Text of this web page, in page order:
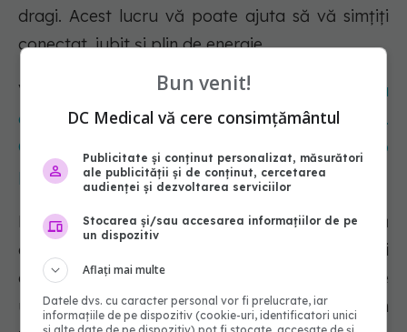
dragi. Acest lucru vă poate ajuta să vă simțiți
conectat, iubit și plin de energie.
Vezi și:
Izolarea socială, asociată cu
extenuarea. Este similară cu lipsa de hrană.
Cercetător: Vedem acest efect chiar și după o
perioadă scurtă de izolare
Luați-vă mici momente în fiecare zi pentru a vă
aprecia. Acest lucru poate include să vă oferiți
afirmații pozitive sau să scrieți în jurnal despre
un lucru pentru care sunteți recunoscător în
Bun venit!
DC Medical vă cere consimțământul
Publicitate și conținut personalizat, măsurători
ale publicității și de conținut, cercetarea
audienței și dezvoltarea serviciilor
Stocarea și/sau accesarea informațiilor de pe
un dispozitiv
Aflați mai multe
Datele dvs. cu caracter personal vor fi prelucrate, iar
informațiile de pe dispozitiv (cookie-uri, identificatori unici